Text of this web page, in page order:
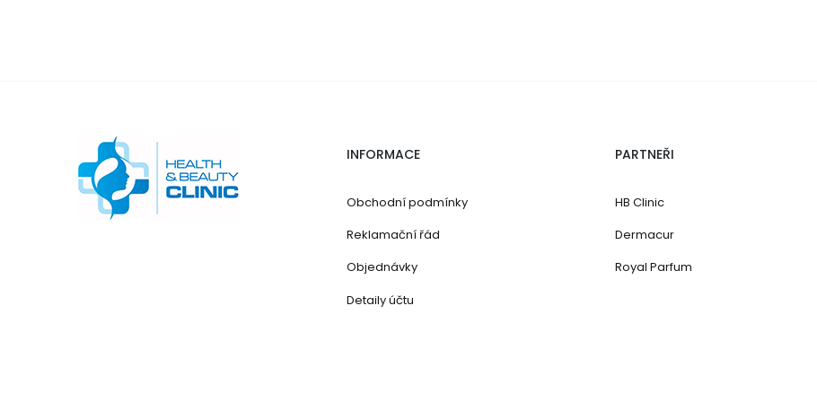
INFORMACE
Obchodní podmínky
Reklamační řád
Objednávky
Detaily účtu
PARTNEŘI
HB Clinic
Dermacur
Royal Parfum